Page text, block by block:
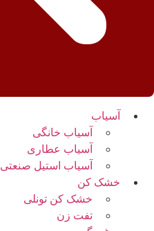
آسیاب
آسیاب خانگی
آسیاب عطاری
آسیاب استیل صنعتی
خشک کن
خشک کن تونلی
تفت زن